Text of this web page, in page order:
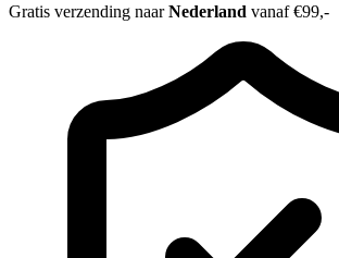
Gratis verzending naarNederland vanaf €99,-